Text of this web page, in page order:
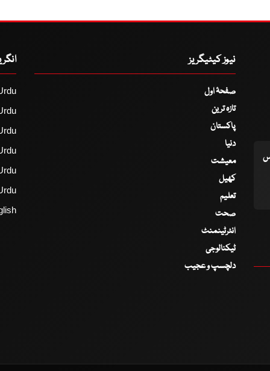
نیوز کیٹیگریز
صفحۂ اول
تازہ ترین
پاکستان
دنیا
معیشت
کھیل
تعلیم
صحت
انٹرٹینمنٹ
ٹیکنالوجی
دلچسپ و عجیب